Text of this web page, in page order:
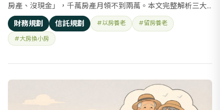
房產、沒現金」，千萬房產月領不到兩萬。本文完整解析三大
房產活化策略，附六大行庫方案比較與財務顧問配置建議。
財務規劃 信託規劃 #以房養老
#留房養老
#大房換小房